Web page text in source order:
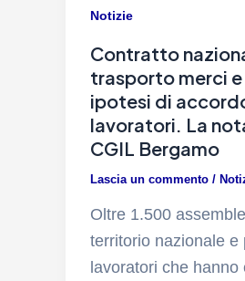
Notizie
Contratto
trasporto merci e
ipotesi di
lavoratori. La
CGIL Bergamo
Lascia un commento /
Oltre 1.500
territorio nazionale e
lavoratori che